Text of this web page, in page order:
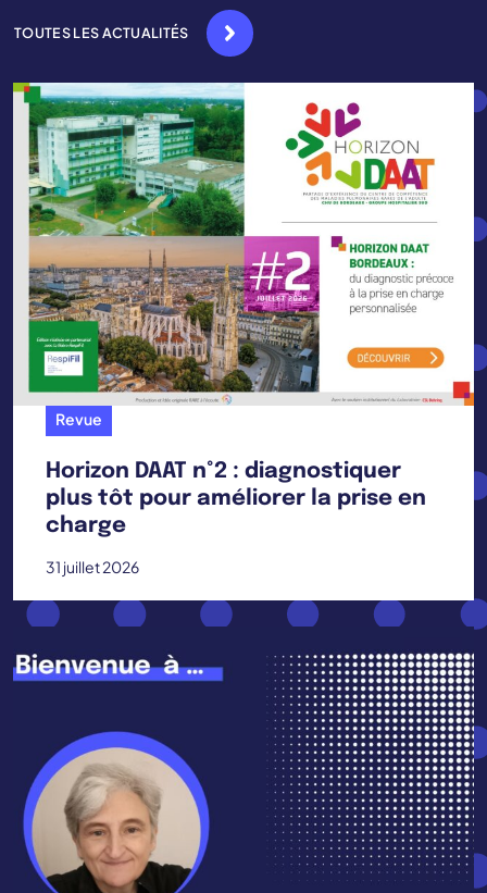
TOUTES LES ACTUALITÉS
Revue
Horizon DAAT n°2 : diagnostiquer
plus tôt pour améliorer la prise en
charge
31 juillet 2026